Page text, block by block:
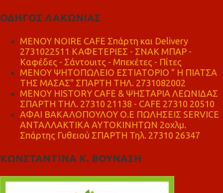
ΟΔΗΓΟΣ ΛΑΚΩΝΙΑΣ
MENOY NOIRE CAFE Σπάρτη και Delivery
2731022511 ΚΑΦΕΤΕΡΙΕΣ - ΣΝΑΚ ΜΠΑΡ -
Καφέδες - Σάντουιτς - Μπεκέτες - Πίτες
ΜΕΝΟΥ ΨΗΤΟΠΩΛΕΙΟ ΕΣΤΙΑΤΟΡΙΟ " Η ΠΙΑΤΣΑ
ΤΗΣ ΜΑΣΑΣ" ΣΠΑΡΤΗ ΤΗΛ. 2731082002
ΜΕΝΟΥ HISTORY CAFE & ΨΗΣΤΑΡΙΑ ΛΕΩΝΙΔΑΣ
ΣΠΑΡΤΗ ΤΗΛ. 27310 21138 - CAFE 27310 20510
ΑΦΑΙ ΒΑΚΑΛΟΠΟΥΛΟΥ Ο.Ε ΠΩΛΗΣΕΙΣ SERVICE
ΑΝΤΑΛΛΑΚΤΙΚΑ ΑΥΤΟΚΙΝΗΤΩΝ 2οχλμ.
Σπάρτης Γυθειού ΣΠΑΡΤΗ Τηλ. 27310 26347
ΚΩΝΣΤΑΝΤΙΝΑ Κ. ΒΟΥΝΑΣΗ